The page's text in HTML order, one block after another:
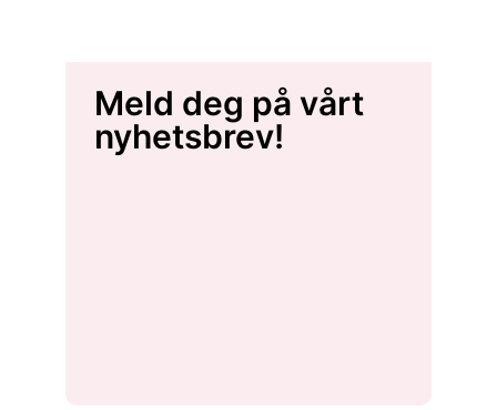
Meld deg på vårt
nyhetsbrev!